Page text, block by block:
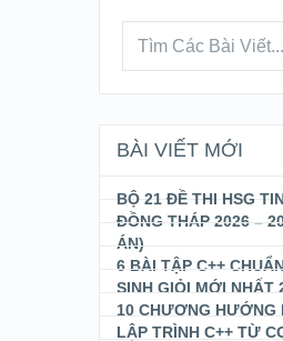
BÀI VIẾT MỚI
BỘ 21 ĐỀ THI HSG
ĐỒNG THÁP 2026 –
ÁN)
6 BÀI TẬP C++
SINH GIỎI MỚI NHẤT
10 CHƯƠNG HƯỚNG
LẬP TRÌNH C++ TỪ